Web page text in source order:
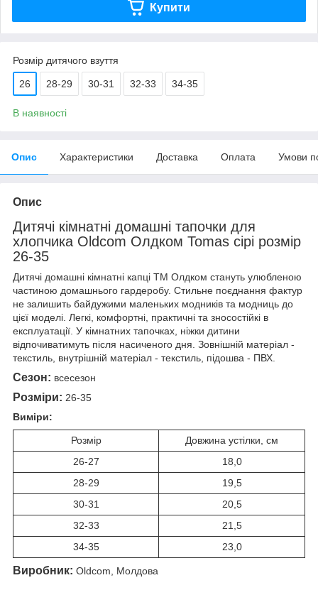
Купити
Розмір дитячого взуття
26 28-29 30-31 32-33 34-35
В наявності
Опис Характеристики Доставка Оплата Умови
Опис
Дитячі кімнатні домашні тапочки для
хлопчика Oldcom Олдком Tomas сірі розмір
26-35
Дитячі домашні кімнатні капці ТМ Олдком стануть улюбленою
частиною домашнього гардеробу. Стильне поєднання фактур
не залишить байдужими маленьких модників та модниць до
цієї моделі. Легкі, комфортні, практичні та зносостійкі в
експлуатації. У кімнатних тапочках, ніжки дитини
відпочиватимуть після насиченого дня. Зовнішній матеріал -
текстиль, внутрішній матеріал - текстиль, підошва - ПВХ.
Сезон: всесезон
Розміри: 26-35
Виміри:
Розмір
Довжина устілки, см
26-27
18,0
28-29
19,5
30-31
20,5
32-33
21,5
34-35
23,0
Виробник: Oldcom, Молдова